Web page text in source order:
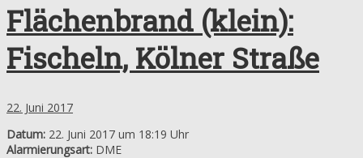
Flächenbrand (klein):
Fischeln, Kölner Straße
22. Juni 2017
Datum: 22. Juni 2017 um 18:19 Uhr
Alarmierungsart: DME